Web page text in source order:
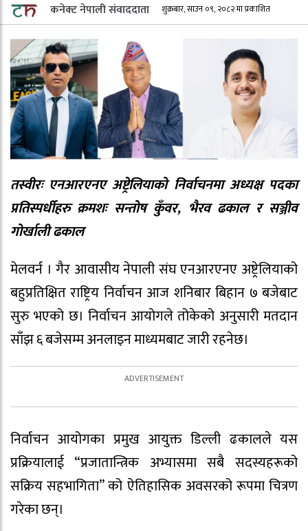
कनेक्ट नेपाली संवाददाता शुक्रबार, साउन ०९, २०८२ मा प्रकाशित
तस्वीरः एनआरएनए अष्ट्रेलियाको निर्वाचनमा अध्यक्ष पदका
प्रतिस्पर्धीहरु क्रमशः सन्तोष कुँवर, भैरव ढकाल र सञ्जीव
गोर्खाली ढकाल
मेलवर्न । गैर आवासीय नेपाली संघ एनआरएनए अष्ट्रेलियाको
बहुप्रतिक्षित राष्ट्रिय निर्वाचन आज शनिबार बिहान ७ बजेबाट
सुरु भएको छ। निर्वाचन आयोगले तोकेको अनुसारी मतदान
साँझ ६ बजेसम्म अनलाइन माध्यमबाट जारी रहनेछ।
निर्वाचन आयोगका प्रमुख आयुक्त डिल्ली ढकालले यस
प्रक्रियालाई “प्रजातान्त्रिक अभ्यासमा सबै सदस्यहरूको
सक्रिय सहभागिता” को ऐतिहासिक अवसरको रूपमा चित्रण
गरेका छन्।